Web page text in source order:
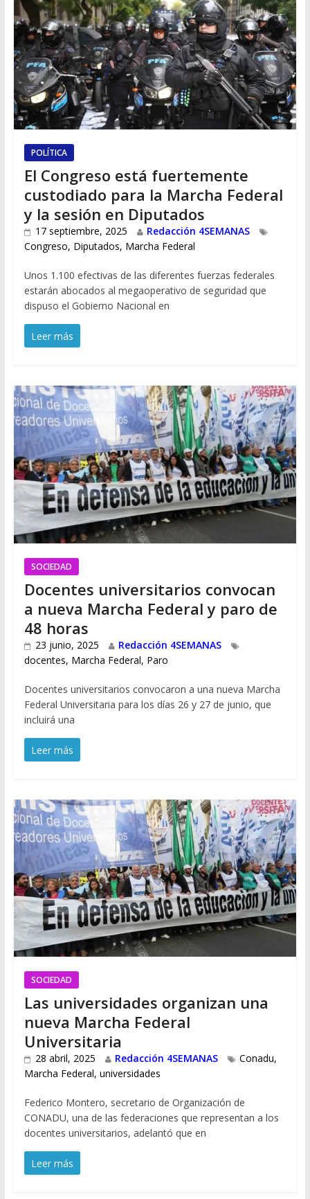
POLÍTICA
El Congreso está fuertemente
custodiado para la Marcha Federal
y la sesión en Diputados
17 septiembre, 2025
Redacción 4SEMANAS
Congreso, Diputados, Marcha Federal
Unos 1.100 efectivas de las diferentes fuerzas federales
estarán abocados al megaoperativo de seguridad que
dispuso el Gobierno Nacional en
Leer más
SOCIEDAD
Docentes universitarios convocan
a nueva Marcha Federal y paro de
48 horas
23 junio, 2025
Redacción 4SEMANAS
docentes, Marcha Federal, Paro
Docentes universitarios convocaron a una nueva Marcha
Federal Universitaria para los días 26 y 27 de junio, que
incluirá una
Leer más
SOCIEDAD
Las universidades organizan una
nueva Marcha Federal
Universitaria
28 abril, 2025 Redacción 4SEMANAS Conadu,
Marcha Federal, universidades
Federico Montero, secretario de Organización de
CONADU, una de las federaciones que representan a los
docentes universitarios, adelantó que en
Leer más